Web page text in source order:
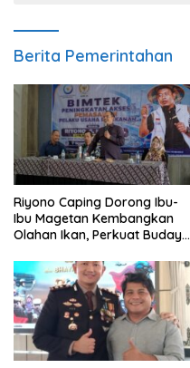
Berita Pemerintahan
Riyono Caping Dorong Ibu-
Ibu Magetan Kembangkan
Olahan Ikan, Perkuat Budaya